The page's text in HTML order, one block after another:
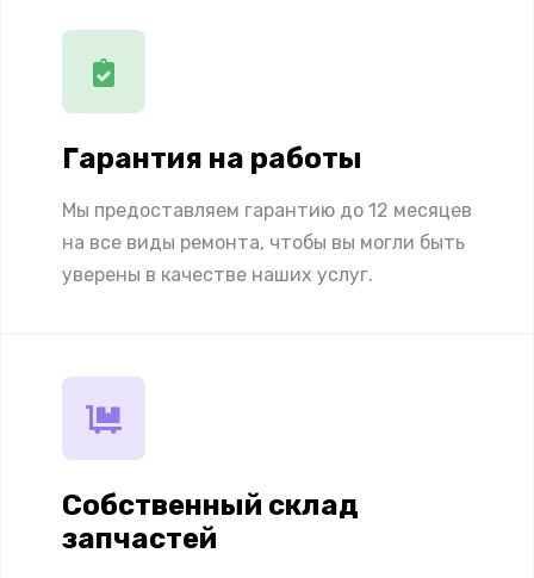
Гарантия на работы
Мы предоставляем гарантию до 12 месяцев
на все виды ремонта, чтобы вы могли быть
уверены в качестве наших услуг.
Собственный склад
запчастей